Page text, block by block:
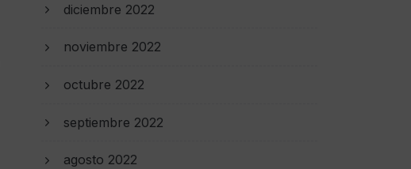
diciembre 2022
noviembre 2022
octubre 2022
septiembre 2022
agosto 2022